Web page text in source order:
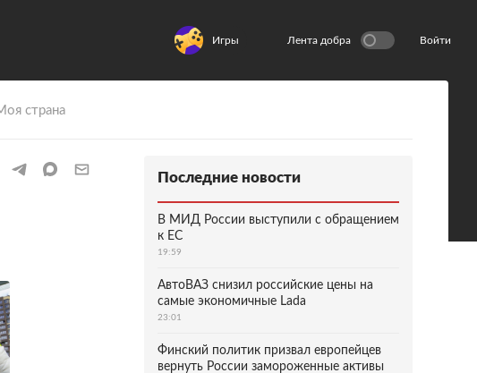
Игры Лента добра Войти
страна
Последние новости
В МИД России выступили с обращением
к ЕС
19:59
АвтоВАЗ снизил российские цены на
самые экономичные Lada
23:01
Финский политик призвал европейцев
вернуть России замороженные активы